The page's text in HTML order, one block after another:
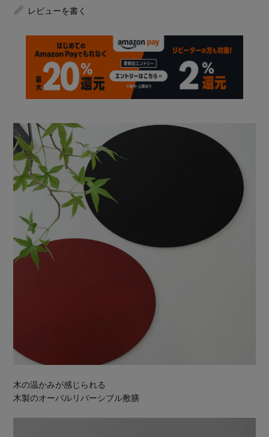
レビューを書く
木の温かみが感じられる
木製のオーバルリバーシブル敷膳